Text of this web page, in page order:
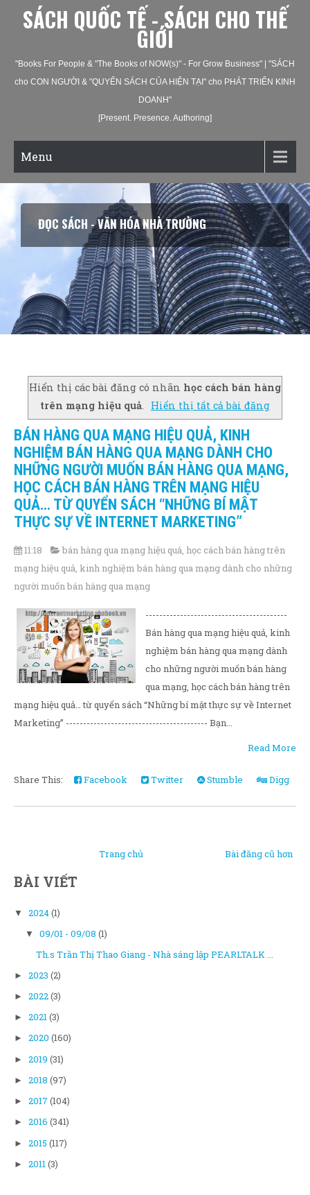
SÁCH QUỐC TẾ - SÁCH CHO THẾ
GIỚI
"Books For People & "The Books of NOW(s)" - For Grow Business" | "SÁCH
cho CON NGƯỜI & "QUYỂN SÁCH CỦA HIỆN TẠI" cho PHÁT TRIỂN KINH
DOANH"
[Present. Presence. Authoring]
Menu
ĐỌC SÁCH - VĂN HÓA NHÀ TRƯỜNG
Hiển thị các bài đăng có nhãn học cách bán hàng
trên mạng hiệu quả. Hiển thị tất cả bài đăng
BÁN HÀNG QUA MẠNG HIỆU QUẢ, KINH
NGHIỆM BÁN HÀNG QUA MẠNG DÀNH CHO
NHỮNG NGƯỜI MUỐN BÁN HÀNG QUA MẠNG,
HỌC CÁCH BÁN HÀNG TRÊN MẠNG HIỆU
QUẢ… TỪ QUYỂN SÁCH “NHỮNG BÍ MẬT
THỰC SỰ VỀ INTERNET MARKETING”
11:18 bán hàng qua mạng hiệu quả học cách bán hàng trên
mạng hiệu quả kinh nghiệm bán hàng qua mạng dành cho những
người muốn bán hàng qua mạng
-----------------------------------------
Bán hàng qua mạng hiệu quả, kinh
nghiệm bán hàng qua mạng dành
cho những người muốn bán hàng
qua mạng, học cách bán hàng trên
mạng hiệu quả… từ quyển sách “Những bí mật thực sự về Internet
Marketing” ----------------------------------------- Bạn...
Read More
Share This: Facebook Twitter Stumble Digg
Bài đăng cũ hơn
Trang chủ
BÀI VIẾT
▼ 2024(1)
▼ 09/01 - 09/08 (1)
Th.s Trần Thị Thao Giang - Nhà sáng lập PEARLTALK ...
► 2023 (2)
► 2022(3)
► 2021(3)
► 2020 (160)
► 2019 (31)
► 2018 (97)
► 2017 (104)
► 2016 (341)
► 2015 (117)
► 2011(3)